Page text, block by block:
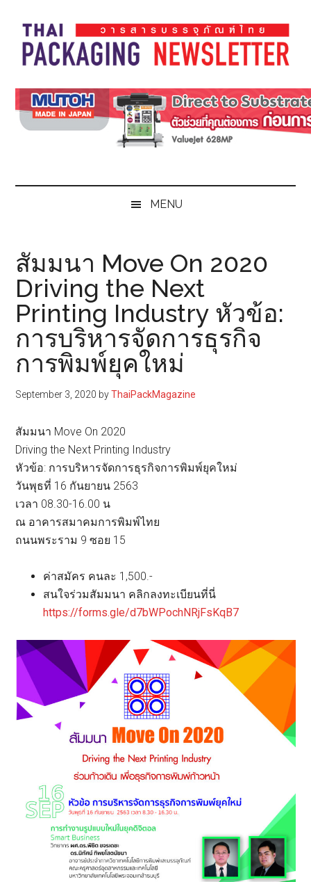
main
content
secondary
menu
primary
sidebar
footer
Thai
Pack
Magazine
Pack
Magazine
MENU
สัมมนา Move On 2020
Driving the Next
Printing Industry หัวข้อ:
การบริหารจัดการธุรกิจ
การพิมพ์ยุคใหม่
September 3, 2020 byThaiPackMagazine
สัมมนา Move On 2020
Driving the Next Printing Industry
หัวข้อ: การบริหารจัดการธุรกิจการพิมพ์ยุคใหม่
วันพุธที่ 16 กันยายน 2563
เวลา 08.30-16.00 น
ณ อาคารสมาคมการพิมพ์ไทย
ถนนพระราม 9 ซอย 15
ค่าสมัคร คนละ 1,500.-
สนใจร่วมสัมมนา คลิกลงทะเบียนที่นี่
https://forms.gle/d7bWPochNRjFsKqB7